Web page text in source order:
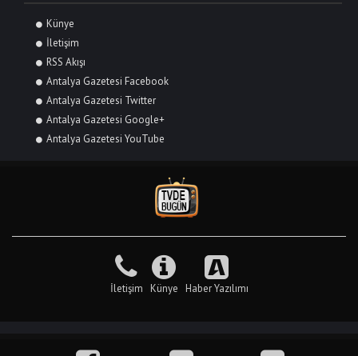
Künye
İletişim
RSS Akışı
Antalya Gazetesi Facebook
Antalya Gazetesi Twitter
Antalya Gazetesi Google+
Antalya Gazetesi YouTube
İletişim Künye Haber Yazılımı